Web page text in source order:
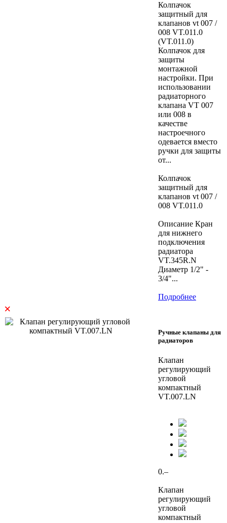
Колпачок
защитный для
клапанов vt 007 /
008 VT.011.0
(VT.011.0)
Колпачок для
защиты
монтажной
настройки. При
использовании
радиаторного
клапана VT 007
или 008 в
качестве
настроечного
одевается вместо
ручки для защиты
от...
Колпачок
защитный для
клапанов vt 007 /
008 VT.011.0
Описание Кран
для нижнего
подключения
радиатора
VT.345R.N
Диаметр 1/2" -
3/4"...
Подробнее
×
Ручные клапаны для
радиаторов
Клапан
регулирующий
угловой
компактный
VT.007.LN
0.–
Клапан
регулирующий
угловой
компактный